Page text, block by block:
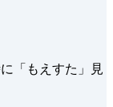
「もえすた」見